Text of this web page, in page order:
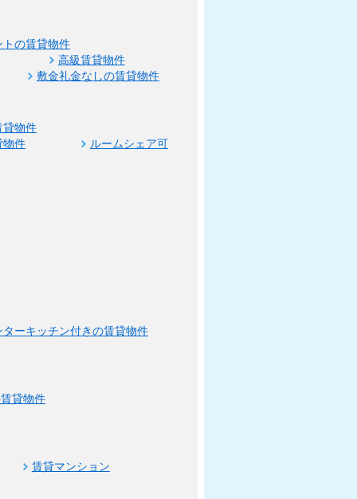
トの賃貸物件
高級賃貸物件
敷金礼金なしの賃貸物件
貸物件
物件
ルームシェア可
ターキッチン付きの賃貸物件
貸物件
賃貸マンション